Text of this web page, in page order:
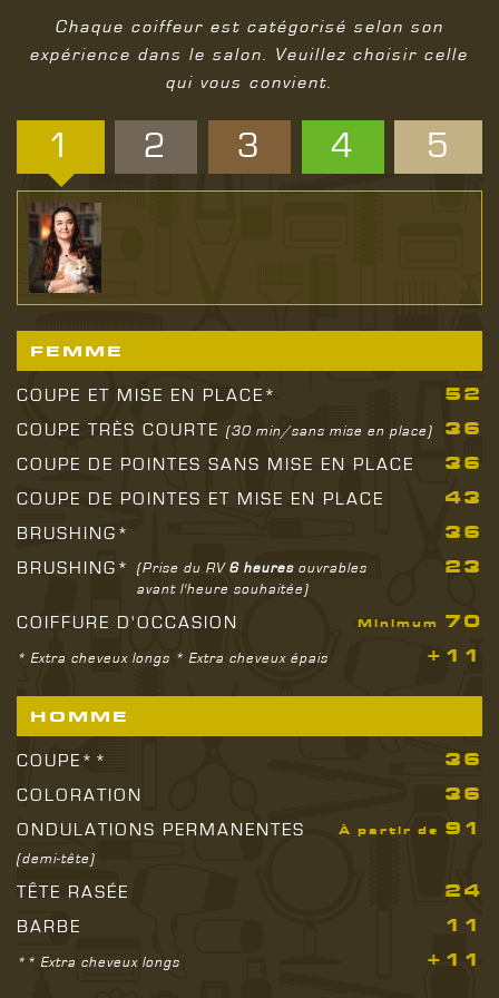
Chaque coiffeur est catégorisé selon son
expérience dans le salon. Veuillez choisir celle
qui vous convient.
1 2 3 4 5
FEMME
52
COUPE ET MISE EN PLACE*
36
COUPE TRÈS COURTE (30 min/sans mise en place)
36
COUPE DE POINTES SANS MISE EN PLACE
43
COUPE DE POINTES ET MISE EN PLACE
36
BRUSHING*
23
BRUSHING* (Prise du RV 6 heures ouvrables
avant l'heure souhaitée)
Minimum 70
COIFFURE D'OCCASION
+11
* Extra cheveux longs * Extra cheveux épais
HOMME
36
COUPE**
36
COLORATION
À partir de 91
ONDULATIONS PERMANENTES
(demi‑tête)
24
TÊTE RASÉE
11
BARBE
+11
** Extra cheveux longs